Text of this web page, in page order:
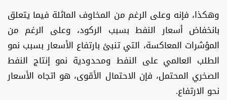
وهكذا، فإنه وعلى الرغم من المخاوف الماثلة فيما يتعلق
بانخفاض أسعار النفط بسبب الركود، وعلى الرغم من
المؤشرات المعاكسة، التي تنبئ بارتفاع الأسعار بسبب نمو
الطلب العالمي على النفط ومحدودية نمو إنتاج النفط
الصخري المحتمل، فإن الاحتمال الأقوى، هو اتجاه الأسعار
نحو الارتفاع.